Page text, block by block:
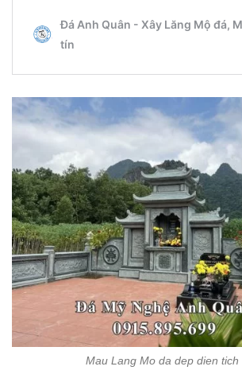
Mau Lang Mo da dep dien tich